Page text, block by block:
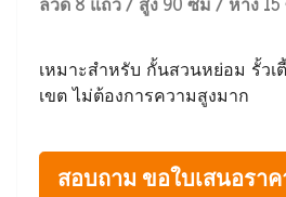
เหมาะสำหรับ กั้นสวนหย่อม รั้วเ
เขต ไม่ต้องการความสูงมาก
สอบถาม ขอใบเสนอรา